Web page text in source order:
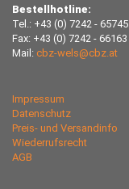
Bestellhotline:
Tel.: +43 (0) 7242 - 65745
Fax: +43 (0) 7242 - 66163
Mail: cbz-wels@cbz.at
Impressum
Datenschutz
Preis- und Versandinfo
Wiederrufsrecht
AGB